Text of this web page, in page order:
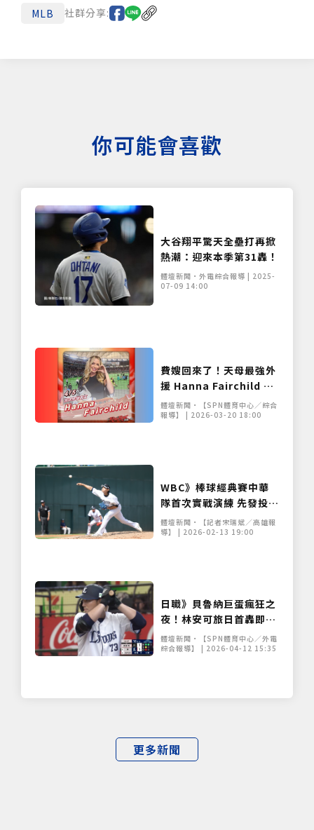
MLB 社群分享:
你可能會喜歡
更多新聞
大谷翔平驚天全壘打再掀
熱潮：迎來本季第31轟！
體壇新聞•外電綜合報導 | 2025-
07-09 14:00
費嫂回來了！天母最強外
援 Hanna Fairchild 震
撼登台！
體壇新聞•【SPN體育中心／綜合
報導】 | 2026-03-20 18:00
WBC》棒球經典賽中華
隊首次實戰演練 先發投手
胡智為表現亮眼
體壇新聞•【記者宋瑞斌／高雄報
導】 | 2026-02-13 19:00
日職》貝魯納巨蛋瘋狂之
夜！林安可旅日首轟即再
見彈 震撼全場主播嘶吼：
這就是價值連城的一擊！
體壇新聞•【SPN體育中心／外電
綜合報導】 | 2026-04-12 15:35
僅必需的Cookies 同意